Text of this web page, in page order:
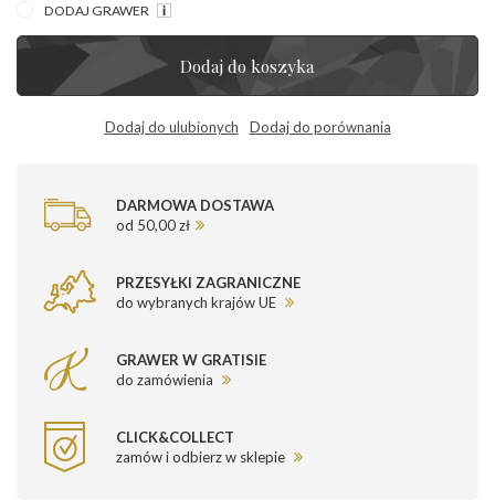
DODAJ GRAWER
Dodaj do koszyka
Dodaj do ulubionych Dodaj do porównania
DARMOWA DOSTAWA
od 50,00 zł
PRZESYŁKI ZAGRANICZNE
do wybranych krajów UE
GRAWER W GRATISIE
do zamówienia
CLICK&COLLECT
zamów i odbierz w sklepie